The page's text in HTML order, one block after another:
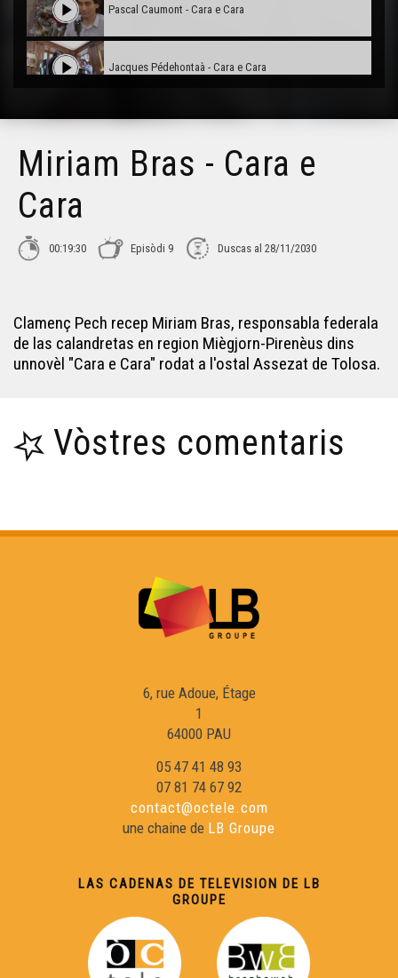
Pascal Caumont - Cara e Cara
Jacques Pédehontaà - Cara e Cara
Sèrgi Javaloyès - Cara e Cara
Julien Bayssac - Cara e Cara
Jean-Luc Lagrave - Cara e Cara
Ives Durand - Cara e Cara
Sylvain Camborde - Cara e Cara
Patrick Lasseube - Cara e Cara
Melania Laupies - Cara e Cara
Joan-Loís Blenet - Cara e Cara
Isabelle François - Cara e Cara
Manu Théron - Cara e Cara
Miriam Bras - Cara e
Cara
00:19:30 Episòdi 9 Duscas al 28/11/2030
Clamenç Pech recep Miriam Bras, responsabla federala
de las calandretas en region Miègjorn-Pirenèus dins
unnovèl "Cara e Cara" rodat a l'ostal Assezat de Tolosa.
Vòstres comentaris
6, rue Adoue, Étage
1
64000 PAU
05 47 41 48 93
07 81 74 67 92
contact@octele.com
une chaine de LB Groupe
LAS CADENAS DE TELEVISION DE LB
GROUPE